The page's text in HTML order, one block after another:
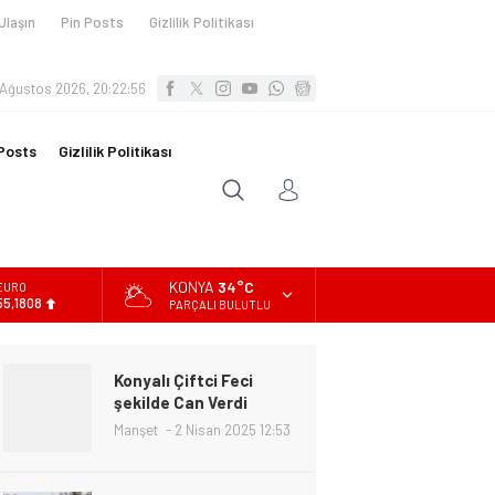
Pin Posts
Gizlilik Politikası
2026, 20:22:58
Gizlilik Politikası
KONYA 34°C
PARÇALI BULUTLU
Konyalı Çiftci Feci
şekilde Can Verdi
Manşet 2 Nisan 2025 12:53